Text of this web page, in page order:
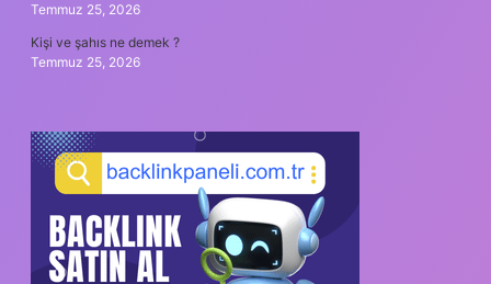
Temmuz 25, 2026
Kişi ve şahıs ne demek ?
Temmuz 25, 2026